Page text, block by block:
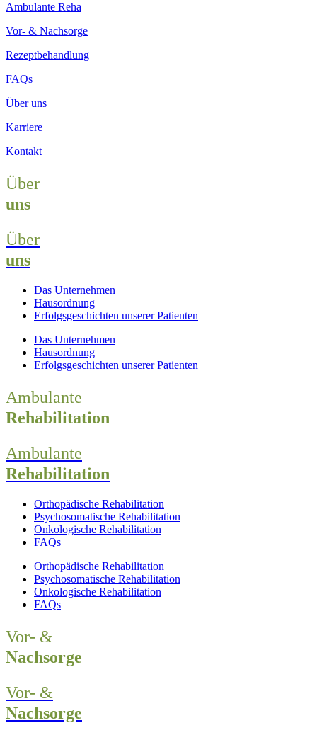
Ambulante Reha
Vor- & Nachsorge
Rezeptbehandlung
FAQs
Über uns
Karriere
Kontakt
Über
uns
Über
uns
Das Unternehmen
Hausordnung
Erfolgsgeschichten unserer Patienten
Das Unternehmen
Hausordnung
Erfolgsgeschichten unserer Patienten
Ambulante
Rehabilitation
Ambulante
Rehabilitation
Orthopädische Rehabilitation
Psychosomatische Rehabilitation
Onkologische Rehabilitation
FAQs
Orthopädische Rehabilitation
Psychosomatische Rehabilitation
Onkologische Rehabilitation
FAQs
Vor- &
Nachsorge
Vor- &
Nachsorge